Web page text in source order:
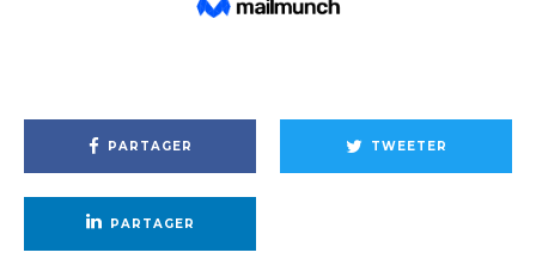
PARTAGER TWEETER
PARTAGER